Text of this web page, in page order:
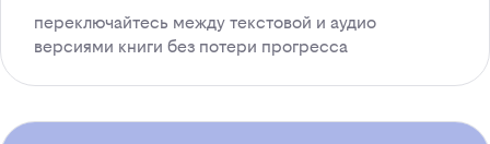
переключайтесь между текстовой и аудио
версиями книги без потери прогресса